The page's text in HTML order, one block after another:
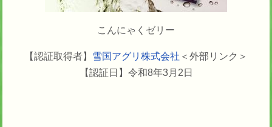
こんにゃくゼリー
【認証取得者】 雪国アグリ株式会社 ＜外部リンク＞
【認証日】令和8年3月2日